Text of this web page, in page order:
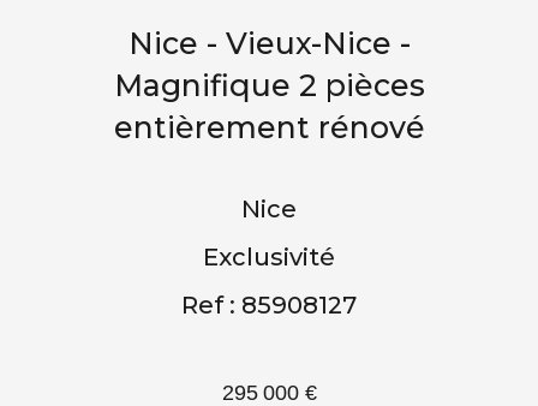
Nice - Vieux-Nice -
Magnifique 2 pièces
entièrement rénové
Nice
Exclusivité
Ref : 85908127
295 000 €